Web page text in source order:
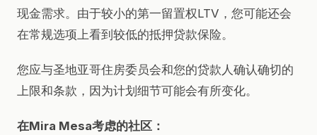
现金需求。由于较小的第一留置权LTV，您可能还会
在常规选项上看到较低的抵押贷款保险。
您应与圣地亚哥住房委员会和您的贷款人确认确切的
上限和条款，因为计划细节可能会有所变化。
在Mira Mesa考虑的社区：